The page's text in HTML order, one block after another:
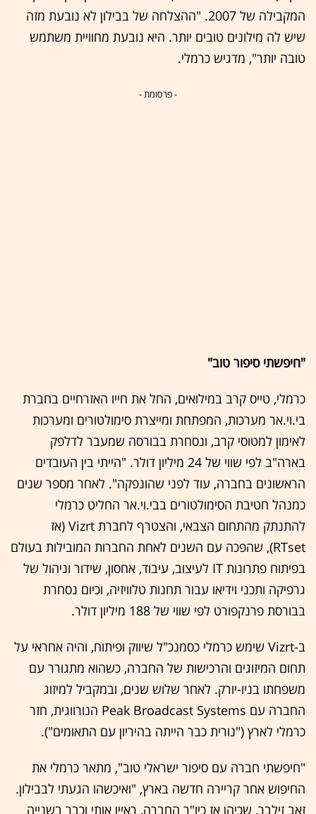
המקבילה של 2007. "ההצלחה של בבילון לא נובעת מזה
שיש לה מילונים טובים יותר. היא נובעת מחוויית משתמש
טובה יותר", מדגיש כרמלי.
- פרסומת -
"חיפשתי סיפור טוב"
כרמלי, טייס קרב במילואים, החל את חייו האזרחיים בחברת
בי.וי.אר מערכות, המפתחת ומייצרת סימולטורים ומערכות
לאימון למטוסי קרב, ונסחרת בבורסה שמעבר לדלפק
בארה"ב לפי שווי של 24 מיליון דולר. "הייתי בין העובדים
הראשונים בחברה, עוד לפני שהונפקה". לאחר מספר שנים
כמנהל חטיבת הסימולטורים בבי.וי.אר החליט כרמלי
להתנתק מהתחום הצבאי, והצטרף לחברת Vizrt (אז
RTset), שהפכה עם השנים לאחת החברות המובילות בעולם
בפיתוח פתרונות IT לעיצוב, עיבוד, אחסון, שידור וניהול של
גרפיקה ותכני וידיאו עבור תחנות טלוויזיה, וכיום נסחרת
בבורסת פרנקפורט לפי שווי של 188 מיליון דולר.
ב-Vizrt שימש כרמלי כסמנכ"ל שיווק ופיתוח, והיה אחראי על
תחום המיזוגים והרכישות של החברה, כשהוא מתגורר עם
משפחתו בניו-יורק. לאחר שלוש שנים, ובמקביל למיזוג
החברה עם Peak Broadcast Systems הנורווגית, חזר
כרמלי לארץ ("נורית כבר הייתה בהיריון עם התאומים").
"חיפשתי חברה עם סיפור ישראלי טוב", מתאר כרמלי את
החיפוש אחר קריירה חדשה בארץ, "ואיכשהו הגעתי לבבילון.
זאב זילבר, שכיהן אז כיו"ר החברה, ראיין אותי וכבר בשנייה